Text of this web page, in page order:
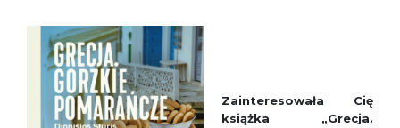
Zainteresowała Cię
książka „Grecja.